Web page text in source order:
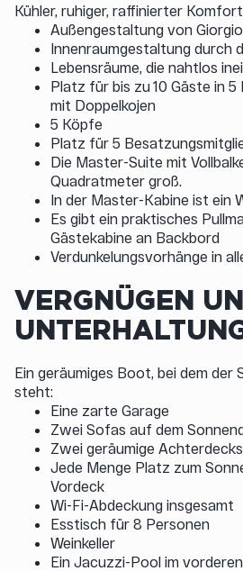
Kühler, ruhiger, raffinierter
Außengestaltung von
Innenraumgestaltung durch
Lebensräume, die nahtlos
Platz für bis zu 10 Gäste in
mit Doppelkojen
5 Köpfe
Platz für 5
Die Master-Suite mit
Quadratmeter groß.
In der Master-Kabine ist ein
Es gibt ein praktisches
Gästekabine an Backbord
Verdunkelungsvorhänge in
VERGNÜGEN
Ein geräumiges Boot, bei dem der
steht:
Eine zarte Garage
Zwei Sofas auf dem
Zwei geräumige Achterdecks
Jede Menge Platz zum
Vordeck
Wi-Fi-Abdeckung insgesamt
Esstisch für 8 Personen
Weinkeller
Ein Jacuzzi-Pool im